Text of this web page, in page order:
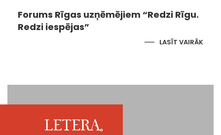
Forums Rīgas uzņēmējiem “Redzi Rīgu.
Redzi iespējas”
LASĪT VAIRĀK